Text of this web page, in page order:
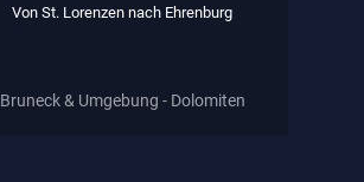
Von St. Lorenzen nach Ehrenburg
Bruneck & Umgebung - Dolomiten